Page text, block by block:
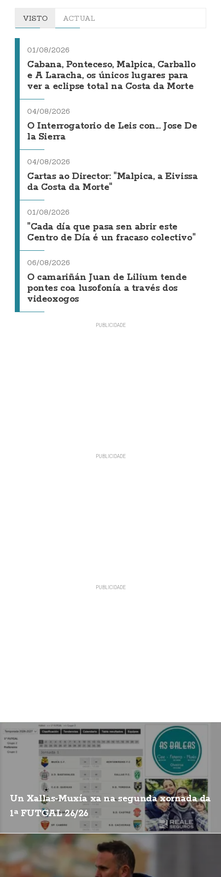
VISTO ACTUAL
01/08/2026
Cabana, Ponteceso, Malpica, Carballo
e A Laracha, os únicos lugares para
ver a eclipse total na Costa da Morte
04/08/2026
O Interrogatorio de Leis con... Jose De
la Sierra
04/08/2026
Cartas ao Director: "Malpica, a Eivissa
da Costa da Morte"
01/08/2026
"Cada día que pasa sen abrir este
Centro de Día é un fracaso colectivo"
06/08/2026
O camariñán Juan de Lilium tende
pontes coa lusofonía a través dos
videoxogos
Un Xallas-Muxía xa na segunda xornada da
1ª FUTGAL 26/26